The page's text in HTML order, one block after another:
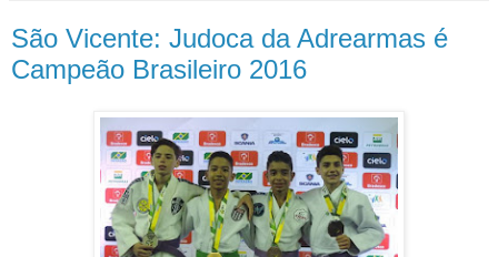
São Vicente: Judoca da Adrearmas é
Campeão Brasileiro 2016